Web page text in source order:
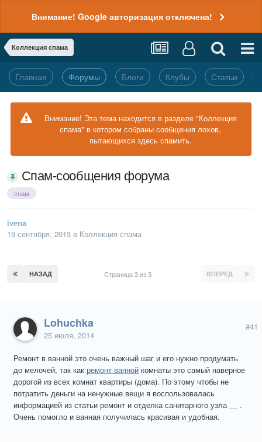
Внимание! Google авторизация отключена!
Коллекция спама
Главная Форумы Блоги Клубы Статьи
Внимание! Эта тема находится в разделе "Коллекция
спама" в котором собраны сообщения лохов,
пытающихся здесь спамить.
Спам-сообщения форума
спам
ivena
19 сентября, 2013 в Коллекция спама
НАЗАД ВПЕРЕД
Страница 3 из 3
Lohuchka
25 июля, 2014
#41
Ремонт в ванной это очень важный шаг и его нужно продумать
до мелочей, так как ремонт ванной комнаты это самый наверное
дорогой из всех комнат квартиры (дома). По этому чтобы не
потратить деньги на ненужные вещи я воспользовалась
информацией из статьи ремонт и отделка санитарного узла __ .
Очень помогло и ванная получилась красивая и удобная.